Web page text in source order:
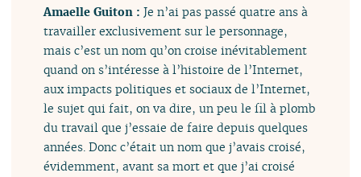
Amaelle Guiton :Je n’ai pas passé quatre ans à
travailler exclusivement sur le personnage,
mais c’est un nom qu’on croise inévitablement
quand on s’intéresse à l’histoire de l’Internet,
aux impacts politiques et sociaux de l’Internet,
le sujet qui fait, on va dire, un peu le fil à plomb
du travail que j’essaie de faire depuis quelques
années. Donc c’était un nom que j’avais croisé,
évidemment, avant sa mort et que j’ai croisé